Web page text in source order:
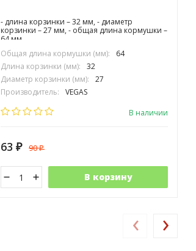
- длина корзинки – 32 мм, - диаметр
корзинки – 27 мм, - общая длина кормушки –
64 мм
Общая длина кормушки (мм):
64
Длина корзинки (мм):
32
Диаметр корзинки (мм):
27
Производитель:
VEGAS
В наличии
63 ₽ 90₽
В корзину
‹ ›